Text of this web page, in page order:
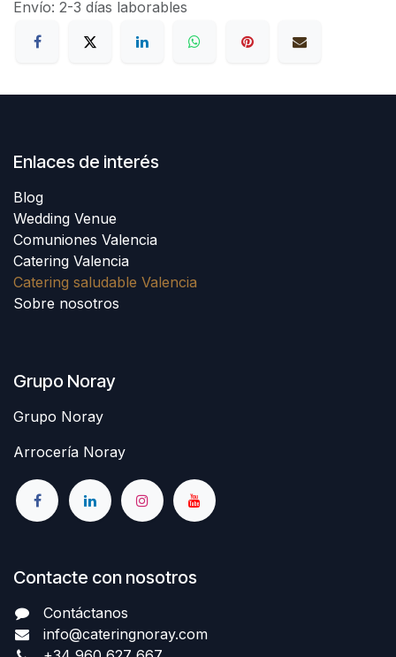
Envío: 2-3 días laborables
Enlaces de interés
Blog
Wedding Venue
Comuniones Valencia
Catering Valencia
Catering saludable Valencia
Sobre nosotros
Grupo Noray
Grupo Noray
Arrocería Noray
Contacte con nosotros
Contáctanos
info@cateringnoray.com